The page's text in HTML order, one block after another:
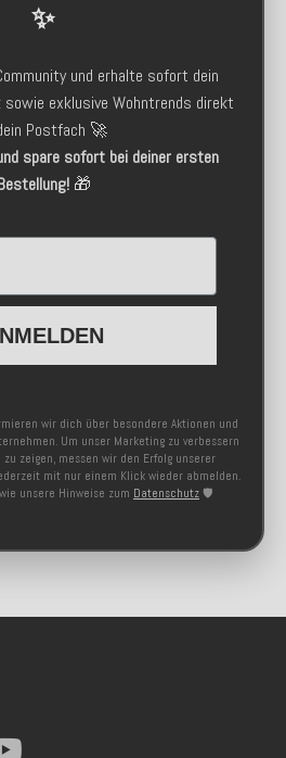
✨
und erhalte sofort dein
exklusive Wohntrends direkt
Postfach 🚀
spare sofort bei deiner ersten
🎁
wir dich über besondere Aktionen und
Um unser Marketing zu verbessern
zeigen, messen wir den Erfolg unserer
mit nur einem Klick wieder abmelden.
unsere Hinweise zum Datenschutz 🛡️